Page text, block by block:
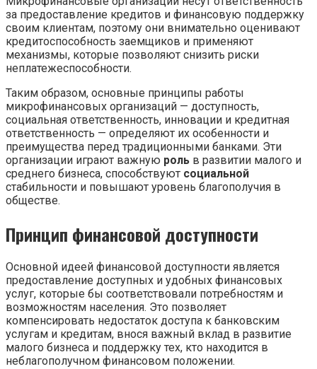
за предоставление кредитов и финансовую поддержку
своим клиентам, поэтому они внимательно оценивают
кредитоспособность заемщиков и применяют
механизмы, которые позволяют снизить риски
неплатежеспособности.
Таким образом, основные принципы работы
микрофинансовых организаций — доступность,
социальная ответственность, инновации и кредитная
ответственность — определяют их особенности и
преимущества перед традиционными банками. Эти
организации играют важную роль в развитии малого и
среднего бизнеса, способствуют социальной
стабильности и повышают уровень благополучия в
обществе.
Принцип финансовой доступности
Основной идеей финансовой доступности является
предоставление доступных и удобных финансовых
услуг, которые бы соответствовали потребностям и
возможностям населения. Это позволяет
компенсировать недостаток доступа к банковским
услугам и кредитам, внося важный вклад в развитие
малого бизнеса и поддержку тех, кто находится в
неблагополучном финансовом положении.